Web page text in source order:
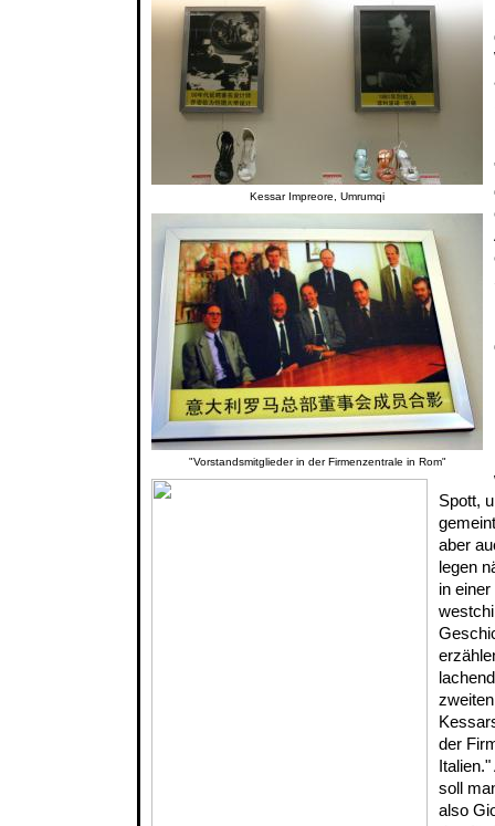
Kessar Impreore, Umrumqi
"Vorstandsmitglieder in der Firmenzentrale in Rom"
Spott,
aber
legen
in
der
soll
also